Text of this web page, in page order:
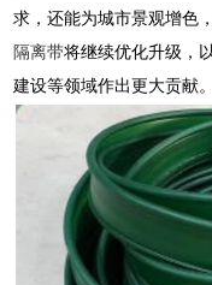
求，还能为城市景观增色
隔离带将继续优化升级，
建设等领域作出更大贡献。